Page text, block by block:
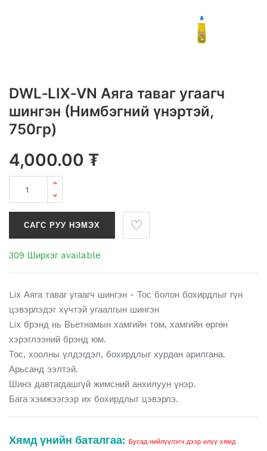
DWL‑LIX‑VN Аяга таваг угаагч
шингэн (Нимбэгний үнэртэй,
750гр)
4,000.00 ₮
САГС РУУ НЭМЭХ
309 Ширхэг available
Lix Аяга таваг угаагч шингэн - Тос болон бохирдлыг гүн
цэвэрлэдэг хүчтэй угаалгын шингэн
Lix брэнд нь Вьетнамын хамгийн том, хамгийн өргөн
хэрэглээний брэнд юм.
Тос, хоолны үлдэгдэл, бохирдлыг хурдан арилгана.
Арьсанд ээлтэй.
Шинэ давтагдашгүй жимсний анхилуун үнэр.
Бага хэмжээгээр их бохирдлыг цэвэрлэ.
Хямд үнийн баталгаа: Бусад нийлүүлэгч дээр илүү хямд